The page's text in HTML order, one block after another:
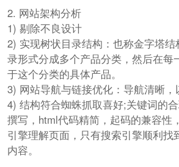
2. 网站架构分析
1) 剔除不良设计
2) 实现树状目录结构：也称金字塔结
录形式分成多个产品分类，然后在每
于这个分类的具体产品。
3) 网站导航与链接优化：导航清晰，
4) 结构符合蜘蛛抓取喜好;关键词的
撰写，html代码精简，起码的兼容性
引擎理解页面，只有搜索引擎顺利找
内容。